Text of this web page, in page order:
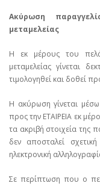
Ακύρωση
μεταμελείας
Η εκ μέρους του
μεταμελείας γίνεται
τιμολογηθεί και δοθεί
Η ακύρωση γίνεται
προς την ΕΤΑΙΡΕΙΑ εκ
τα ακριβή στοιχεία της
δεν αποσταλεί
ηλεκτρονική
Σε περίπτωση που ο